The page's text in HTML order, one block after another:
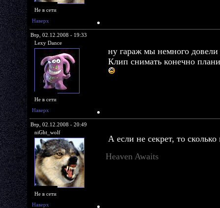
Не в сети
Наверх
Втр, 02.12.2008 - 19:33
Lexy Dance
Не в сети
ну гараж мы немного
Клип снимать конечно
Наверх
Втр, 02.12.2008 - 20:49
niGht_wolf
Не в сети
А если не секрет, то
Heaven Awaits
Наверх